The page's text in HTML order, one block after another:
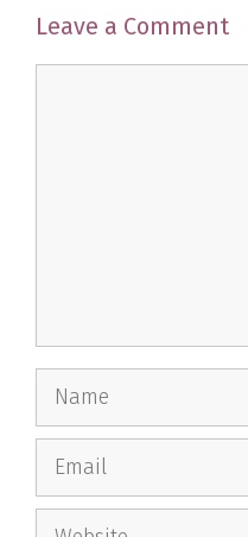
Leave a Comment
Name
Email
Website